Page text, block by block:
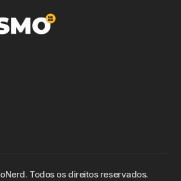
Todos os direitos reservados.